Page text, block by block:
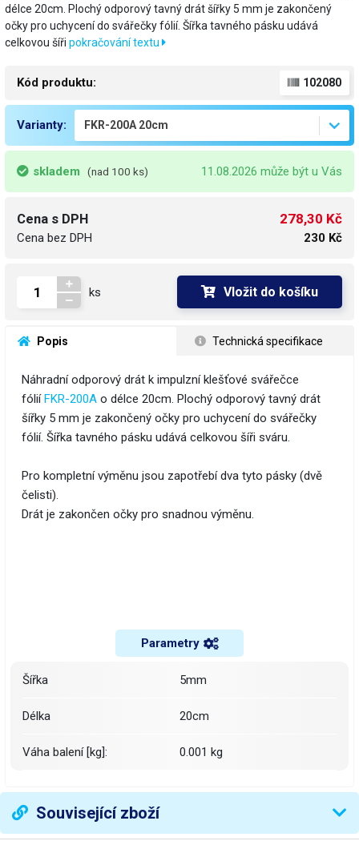
délce 20cm. Plochý odporový tavný drát šířky 5 mm je zakončený
očky pro uchycení do svářečky fólií. Šířka tavného pásku udává
celkovou šíři pokračování textu
Kód produktu: 102080
Varianty:
skladem (nad 100 ks) 11.08.2026 může být u Vás
Cena s DPH
Cena bez DPH
278,30 Kč
230 Kč
ks Vložit do košíku
Popis Technická specifikace
Náhradní odporový drát k impulzní klešťové svářečce
fólií FKR-200A o délce 20cm. Plochý odporový tavný drát
šířky 5 mm je zakončený očky pro uchycení do svářečky
fólií. Šířka tavného pásku udává celkovou šíři sváru.
Pro kompletní výměnu jsou zapotřebí dva tyto pásky (dvě
čelisti).
Drát je zakončen očky pro snadnou výměnu.
Parametry
Šířka 5mm
Délka 20cm
Váha balení [kg]: 0.001 kg
Související zboží